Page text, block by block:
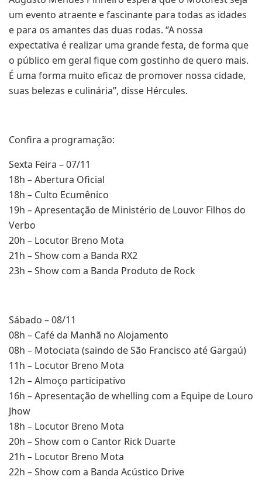
um evento atraente e fascinante para todas as idades
e para os amantes das duas rodas. “A nossa
expectativa é realizar uma grande festa, de forma que
o público em geral fique com gostinho de quero mais.
É uma forma muito eficaz de promover nossa cidade,
suas belezas e culinária”, disse Hércules.
Confira a programação:
Sexta Feira – 07/11
18h – Abertura Oficial
18h – Culto Ecumênico
19h – Apresentação de Ministério de Louvor Filhos do
Verbo
20h – Locutor Breno Mota
21h – Show com a Banda RX2
23h – Show com a Banda Produto de Rock
Sábado – 08/11
08h – Café da Manhã no Alojamento
08h – Motociata (saindo de São Francisco até Gargaú)
11h – Locutor Breno Mota
12h – Almoço participativo
16h – Apresentação de whelling com a Equipe de Louro
Jhow
18h – Locutor Breno Mota
20h – Show com o Cantor Rick Duarte
21h – Locutor Breno Mota
22h – Show com a Banda Acústico Drive